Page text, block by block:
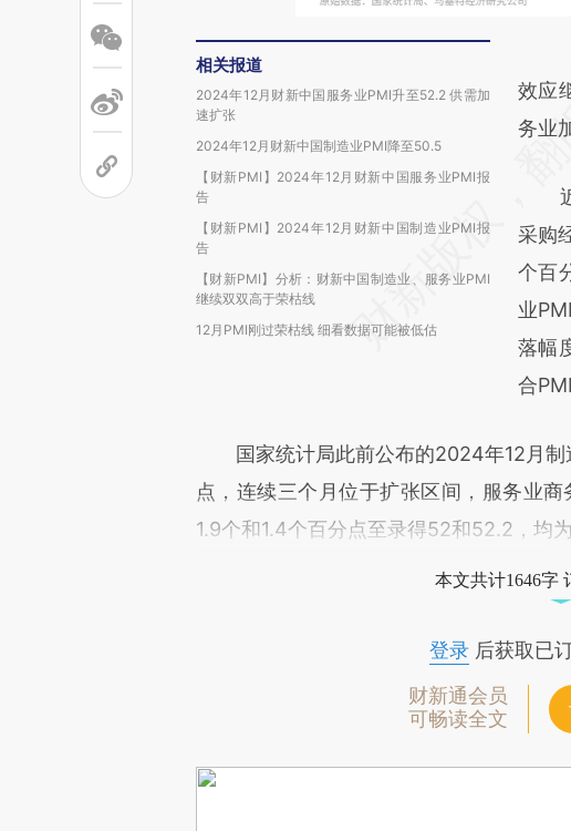
相关报道
2024年12月财新中国服务业PMI升至52.2 供需加
速扩张
2024年12月财新中国制造业PMI降至50.5
【财新PMI】2024年12月财新中国服务业PMI报
告
【财新PMI】2024年12月财新中国制造业PMI报
告
【财新PMI】分析：财新中国制造业、服务业PMI
继续双双高于荣枯线
12月PMI刚过荣枯线 细看数据可能被低估
请
成
新观
对和
效应
务业
近
采购
个百
业
落幅
合
国家统计局此前公布的2024年12月制
点，连续三个月位于扩张区间，服务业
1.9个和1.4个百分点至录得52和52.2，均
本文共计1646字
登录后获取已
财新通会员
可畅读全文